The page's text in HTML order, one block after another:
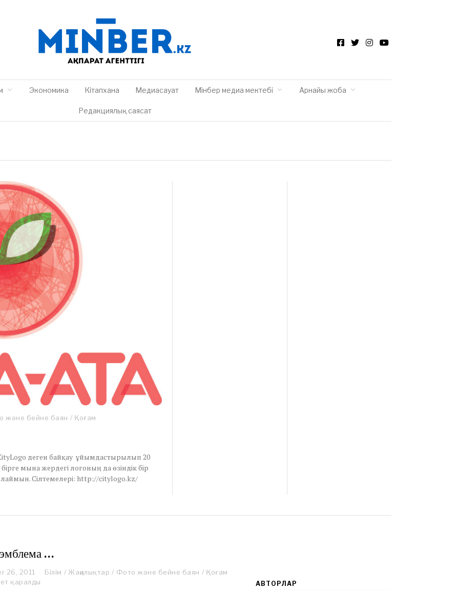
Экономика Кітапхана Медиасауат Мінбер медиа мектебі Арнайы жоба
Редакциялық саясат
және бейне баян / Қоғам
СityLogo деген байқау ұйымдастырылып 20
мына жердегі логоның да өзіндік бір
Сілтемелері: http://citylogo.kz/
…
26, 2011
o
Білім / Жаңалықтар / Фото және бейне баян / Қоғам
қаралды
АВТОРЛАР